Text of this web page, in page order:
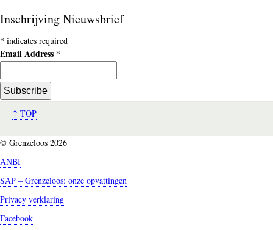
Inschrijving Nieuwsbrief
* indicates required
Email Address *
↑ TOP
© Grenzeloos 2026
ANBI
SAP – Grenzeloos: onze opvattingen
Privacy verklaring
Facebook